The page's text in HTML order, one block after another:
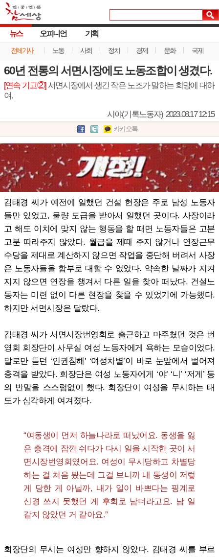
뉴스
전체기사 노동 사회 정치 경제 문화 국제
오피니언 기획
60년 전통의 서면시장에도 노동조합이 생겼다.
[연속 기고②]서면시장에서 생긴 작은 노조가 말하는 희망에 대하
여.
시야(기록노동자) 2023.08.17 12:15
카카오톡
김태경 씨가 예전에 일했던 건설 현장은 주로 남성 노동자
들만 있었고, 물량 도급을 받아서 일했던 곳이다. 사장이라
고 해도 이치에 맞지 않는 행동을 할 때면 노동자들은 고분
고분 따라주지 않았다. 월급을 제때 주지 않거나 연장근무
수당을 제대로 계산하지 않으면 작업을 중단해 버려서 사장
은 노동자들을 함부로 대할 수 없었다. 약속한 날짜가 지켜
지지 않으면 연장을 챙겨서 다른 일을 찾아 떠났다. 건설노
동자는 미련 없이 다른 현장을 찾을 수 있었기에 가능했다.
하지만 서면시장은 달랐다.
김태경 씨가 서면시장번영회로 출근하고 마주쳤던 것은 번
영회 회장단이 사무실 여성 노동자에게 욕하는 모습이었다.
말로만 듣던 ‘인권침해’ ‘여성차별’이 바로 눈앞에서 벌어져
충격을 받았다. 회장단은 여성 노동자에게 ‘야’ ‘니’ ‘저게’ 등
의 반말을 스스럼없이 했다. 회장단이 여성을 무시하는 태
도가 심각하게 여겨졌다.
“여동생이 먼저 하늘나라로 떠났어요. 동생을 잃
은 충격에 잠깐 쉬다가 다시 일을 시작한 곳이 서
면시장번영회였어요. 여성이 무시당하고 차별당
하는 걸 처음 봤는데 그걸 보니까 내 동생이 저렇
게 당한 게 아닐까, 내가 일이 바쁘다는 핑계로
신경 쓰지 못했던 게 후회로 남더라고요. 남 일
같지 않았던 거 같아요.”
회장단의 무시는 여성만 향하지 않았다. 김태경 씨를 부르